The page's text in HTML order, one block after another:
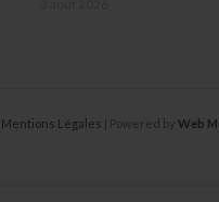
Mentions Légales | Powered by Web